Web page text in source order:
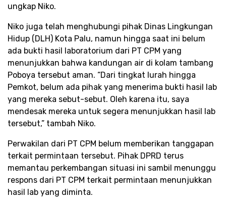
ungkap Niko.
Niko juga telah menghubungi pihak Dinas Lingkungan
Hidup (DLH) Kota Palu, namun hingga saat ini belum
ada bukti hasil laboratorium dari PT CPM yang
menunjukkan bahwa kandungan air di kolam tambang
Poboya tersebut aman. “Dari tingkat lurah hingga
Pemkot, belum ada pihak yang menerima bukti hasil lab
yang mereka sebut-sebut. Oleh karena itu, saya
mendesak mereka untuk segera menunjukkan hasil lab
tersebut,” tambah Niko.
Perwakilan dari PT CPM belum memberikan tanggapan
terkait permintaan tersebut. Pihak DPRD terus
memantau perkembangan situasi ini sambil menunggu
respons dari PT CPM terkait permintaan menunjukkan
hasil lab yang diminta.